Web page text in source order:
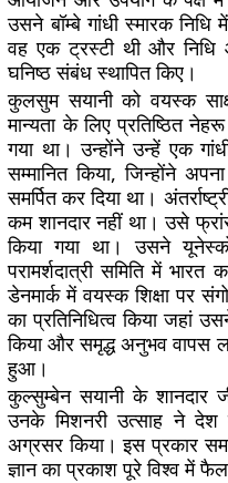
उसने बॉम्बे गांधी स्मारक
वह एक ट्रस्टी थी और निधि
घनिष्ठ संबंध स्थापित किए।
कुलसुम सयानी को वयस्क
मान्यता के लिए प्रतिष्ठित
गया था। उन्होंने उन्हें एक
सम्मानित किया, जिन्होंने
समर्पित कर दिया था।
कम शानदार नहीं था। उसे
किया गया था। उसने
परामर्शदात्री समिति में
डेनमार्क में वयस्क शिक्षा पर
का प्रतिनिधित्व किया जहां
किया और समृद्ध अनुभव वापस
हुआ।
कुल्सुम्बेन सयानी के शानदार
उनके मिशनरी उत्साह ने देश
अग्रसर किया। इस प्रकार
ज्ञान का प्रकाश पूरे विश्व में